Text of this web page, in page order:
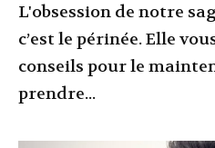
L'obsession de notre
c’est le périnée. Elle
conseils pour le
prendre...